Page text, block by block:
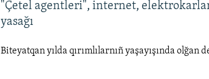
"Çetel agentleri", internet,
yasağı
Biteyatqan yılda qırımlılarnıñ yaşayışında olğan